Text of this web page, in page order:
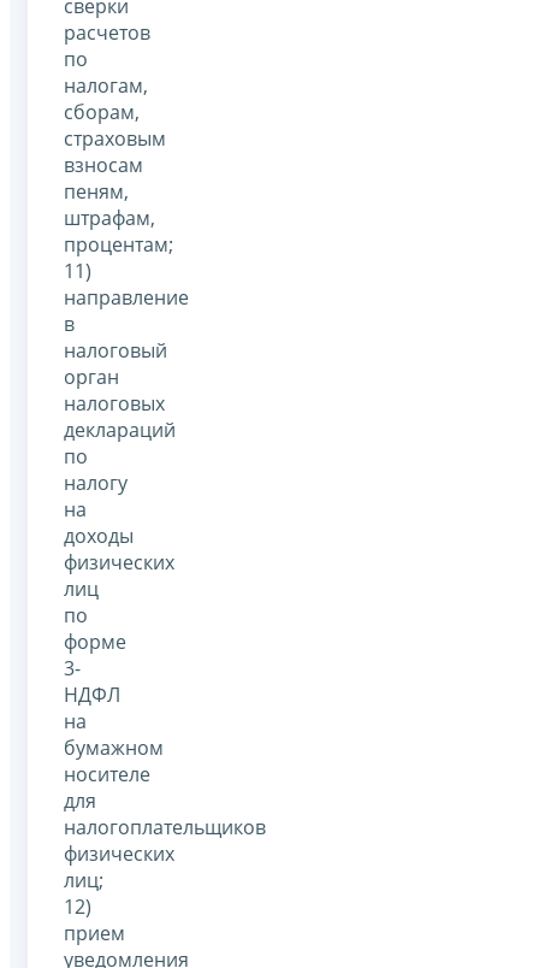
сверки
расчетов
по
налогам,
сборам,
страховым
взносам
пеням,
штрафам,
процентам;
11)
направление
в
налоговый
орган
налоговых
деклараций
по
налогу
на
доходы
физических
лиц
по
форме
3-
НДФЛ
на
бумажном
носителе
для
налогоплательщиков
физических
лиц;
12)
прием
уведомления